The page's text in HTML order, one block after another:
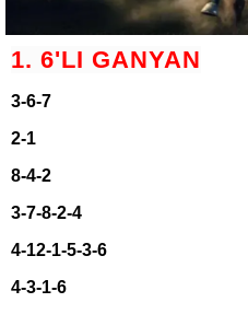
1. 6'LI GANYAN
3-6-7
2-1
8-4-2
3-7-8-2-4
4-12-1-5-3-6
4-3-1-6